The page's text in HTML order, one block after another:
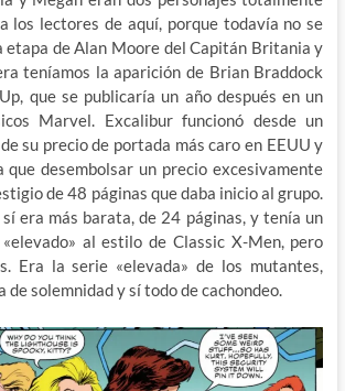
los lectores de aquí, porque todavía no se
etapa de Alan Moore del Capitán Britania y
teníamos la aparición de Brian Braddock
que se publicaría un año después en un
Marvel. Excalibur funcionó desde un
su precio de portada más caro en EEUU y
que desembolsar un precio excesivamente
de 48 páginas que daba inicio al grupo.
era más barata, de 24 páginas, y tenía un
al estilo de Classic X-Men, pero
Era la serie «elevada» de los mutantes,
de solemnidad y sí todo de cachondeo.